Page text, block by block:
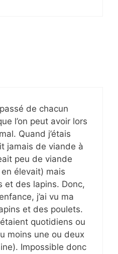
de chacun
l’on peut avoir lors
Quand j’étais
jamais de viande à
peu de viande
élevait) mais
et des lapins. Donc,
j’ai vu ma
et des poulets.
quotidiens ou
moins une ou deux
Impossible donc